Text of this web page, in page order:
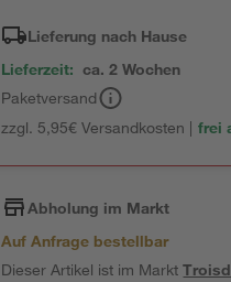
Lieferung nach Hause
Lieferzeit: ca. 2 Wochen
Paketversand
zzgl. 5,95€ Versandkosten | frei
Abholung im Markt
Auf Anfrage bestellbar
Dieser Artikel ist im Markt